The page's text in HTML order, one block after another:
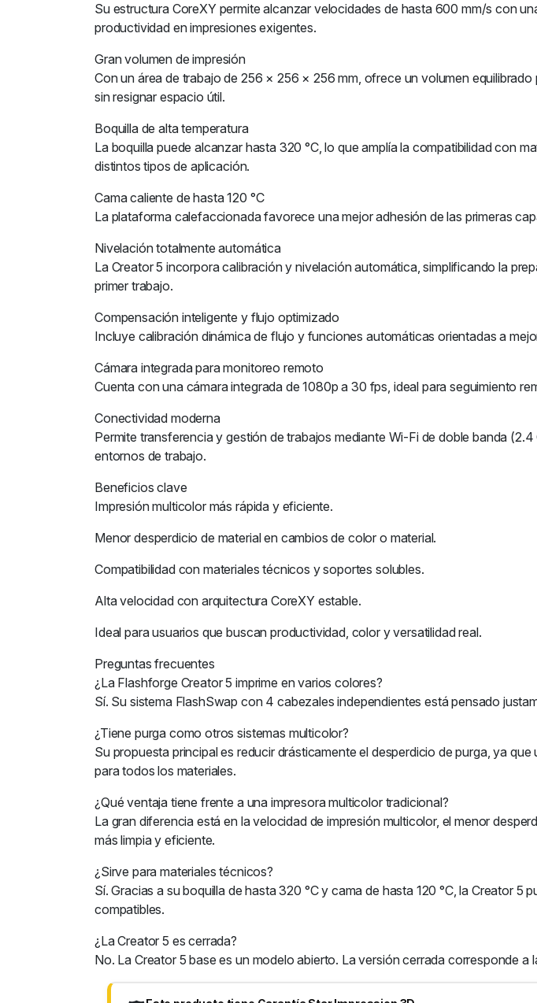
Su estructura CoreXY permite alcanzar velocidades de hasta 600 mm/s con
productividad en impresiones exigentes.
Gran volumen de impresión
Con un área de trabajo de 256 × 256 × 256 mm, ofrece un volumen
sin resignar espacio útil.
Boquilla de alta temperatura
La boquilla puede alcanzar hasta 320 °C, lo que amplía la compatibilidad con
distintos tipos de aplicación.
Cama caliente de hasta 120 °C
La plataforma calefaccionada favorece una mejor adhesión de las primeras
Nivelación totalmente automática
La Creator 5 incorpora calibración y nivelación automática, simplificando la
primer trabajo.
Compensación inteligente y flujo optimizado
Incluye calibración dinámica de flujo y funciones automáticas orientadas a
Cámara integrada para monitoreo remoto
Cuenta con una cámara integrada de 1080p a 30 fps, ideal para seguimiento
Conectividad moderna
Permite transferencia y gestión de trabajos mediante Wi-Fi de doble banda
entornos de trabajo.
Beneficios clave
Impresión multicolor más rápida y eficiente.
Menor desperdicio de material en cambios de color o material.
Compatibilidad con materiales técnicos y soportes solubles.
Alta velocidad con arquitectura CoreXY estable.
Ideal para usuarios que buscan productividad, color y versatilidad real.
Preguntas frecuentes
¿La Flashforge Creator 5 imprime en varios colores?
Sí. Su sistema FlashSwap con 4 cabezales independientes está pensado
¿Tiene purga como otros sistemas multicolor?
Su propuesta principal es reducir drásticamente el desperdicio de purga, ya
para todos los materiales.
¿Qué ventaja tiene frente a una impresora multicolor tradicional?
La gran diferencia está en la velocidad de impresión multicolor, el menor
más limpia y eficiente.
¿Sirve para materiales técnicos?
Sí. Gracias a su boquilla de hasta 320 °C y cama de hasta 120 °C, la Creator
compatibles.
¿La Creator 5 es cerrada?
No. La Creator 5 base es un modelo abierto. La versión cerrada corresponde a